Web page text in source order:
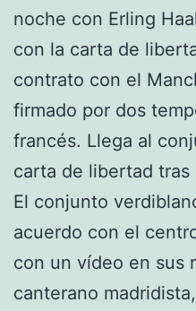
noche con Erling
con la carta de
contrato con el
firmado por dos
francés. Llega al
carta de libertad tras
El conjunto
acuerdo con el
con un vídeo en sus
canterano